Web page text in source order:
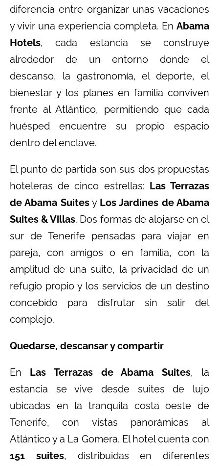
diferencia entre organizar unas vacaciones
y vivir una experiencia completa. En Abama
Hotels, cada estancia se construye
alrededor de un entorno donde el
descanso, la gastronomía, el deporte, el
bienestar y los planes en familia conviven
frente al Atlántico, permitiendo que cada
huésped encuentre su propio espacio
dentro del enclave.
El punto de partida son sus dos propuestas
hoteleras de cinco estrellas: Las Terrazas
de Abama Suitesy Los Jardines de Abama
Suites & Villas. Dos formas de alojarse en el
sur de Tenerife pensadas para viajar en
pareja, con amigos o en familia, con la
amplitud de una suite, la privacidad de un
refugio propio y los servicios de un destino
concebido para disfrutar sin salir del
complejo.
Quedarse, descansar y compartir
En Las Terrazas de Abama Suites, la
estancia se vive desde suites de lujo
ubicadas en la tranquila costa oeste de
Tenerife, con vistas panorámicas al
Atlántico y a La Gomera. El hotel cuenta con
151 suites, distribuidas en diferentes